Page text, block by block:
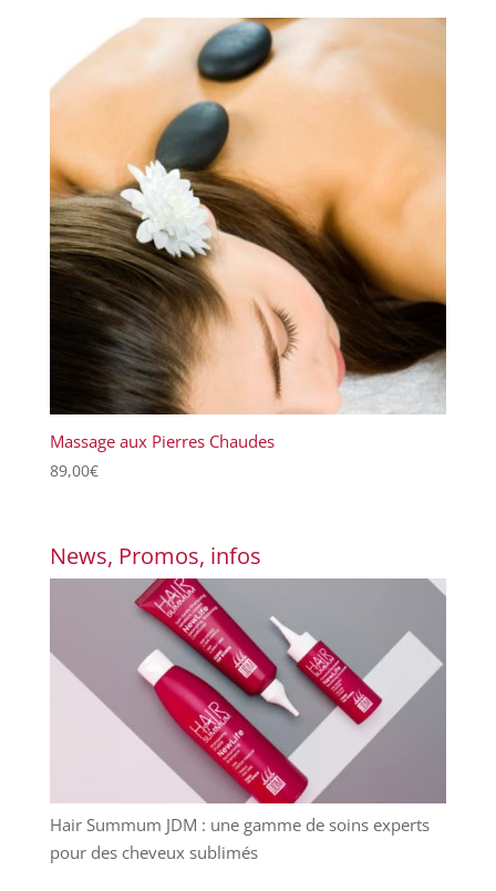
Massage aux Pierres Chaudes
89,00€
News, Promos, infos
Hair Summum JDM : une gamme de soins experts
pour des cheveux sublimés